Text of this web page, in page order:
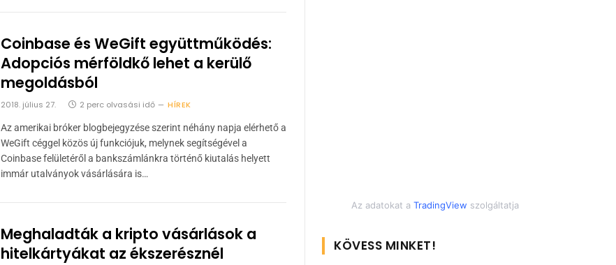
Coinbase és WeGift együttműködés:
Adopciós mérföldkő lehet a kerülő
megoldásból
2018. július 27. 2 perc olvasási idő HÍREK
Az amerikai bróker blogbejegyzése szerint néhány napja elérhető a
WeGift céggel közös új funkciójuk, melynek segítségével a
Coinbase felületéről a bankszámlánkra történő kiutalás helyett
immár utalványok vásárlására is…
Meghaladták a kripto vásárlások a
hitelkártyákat az ékszerésznél
Az adatokat a TradingView szolgáltatja
KÖVESS MINKET!